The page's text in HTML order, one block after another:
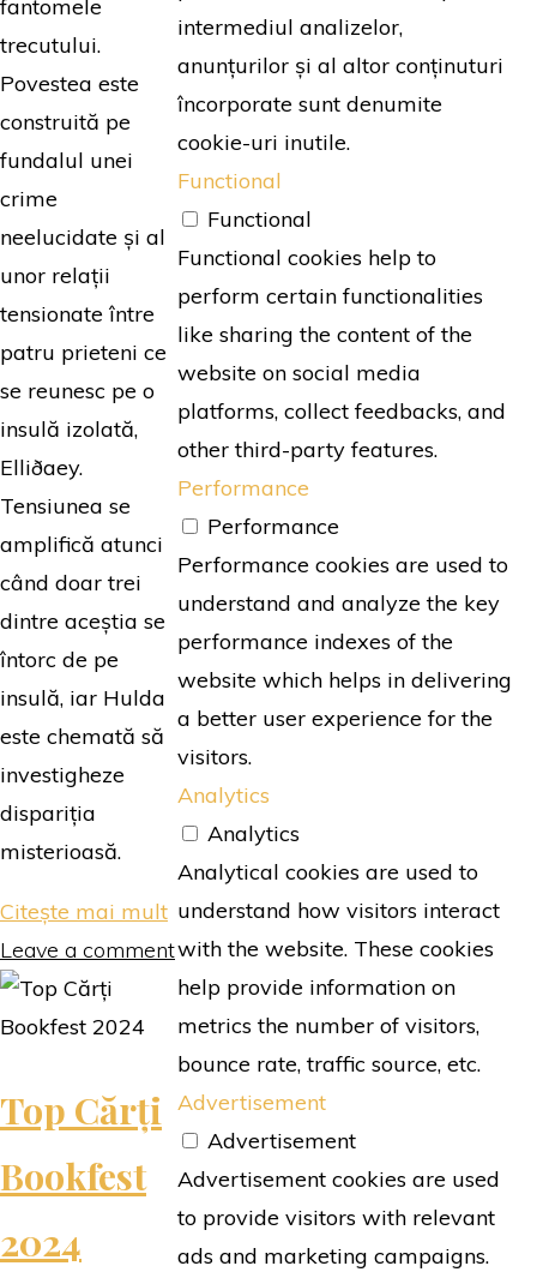
fantomele
trecutului.
Povestea este
construită pe
fundalul unei
crime
neelucidate și al
unor relații
tensionate între
patru prieteni ce
se reunesc pe o
insulă izolată,
Elliðaey.
Tensiunea se
amplifică atunci
când doar trei
dintre aceștia se
întorc de pe
insulă, iar Hulda
este chemată să
investigheze
dispariția
misterioasă.
Citește mai mult"Insula
|
Ragnar
Jónasson"
Leave a comment
Top Cărți
Bookfest
2024
intermediul analizelor,
anunțurilor și al altor conținuturi
încorporate sunt denumite
cookie-uri inutile.
Functional
Functional
Functional cookies help to
perform certain functionalities
like sharing the content of the
website on social media
platforms, collect feedbacks, and
other third-party features.
Performance
Performance
Performance cookies are used to
understand and analyze the key
performance indexes of the
website which helps in delivering
a better user experience for the
visitors.
Analytics
Analytics
Analytical cookies are used to
understand how visitors interact
with the website. These cookies
help provide information on
metrics the number of visitors,
bounce rate, traffic source, etc.
Advertisement
Advertisement
Advertisement cookies are used
to provide visitors with relevant
ads and marketing campaigns.